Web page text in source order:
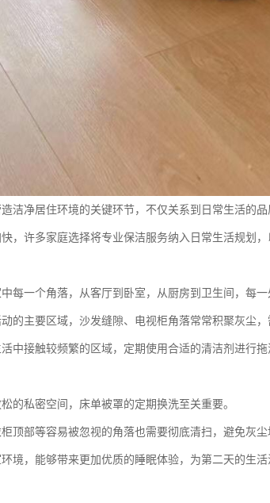
洁净居住环境的关键环节，不仅关系到日常生活的品
，许多家庭选择将专业保洁服务纳入日常生活规划
每一个角落，从客厅到卧室，从厨房到卫生间，每一
的主要区域，沙发缝隙、电视柜角落常常积聚灰尘，
中接触较频繁的区域，定期使用合适的清洁剂进行
的私密空间，床单被罩的定期换洗至关重要。
顶部等容易被忽视的角落也需要彻底清扫，避免灰尘
境，能够带来更加优质的睡眠体验，为第二天的生活